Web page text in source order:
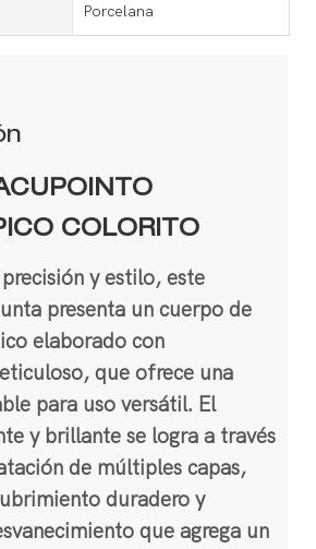
Porcelana
COLORITO
y estilo, este
presenta un cuerpo de
elaborado con
que ofrece una
para uso versátil. El
y brillante se logra a través
de múltiples capas,
duradero y
que agrega un